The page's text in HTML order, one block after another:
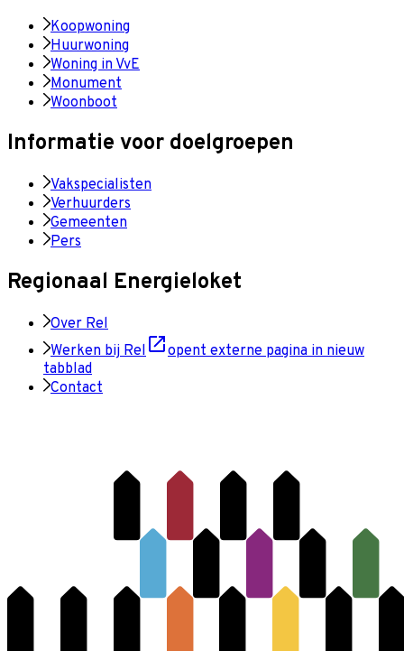
Koopwoning
Huurwoning
Woning in VvE
Monument
Woonboot
Informatie voor doelgroepen
Vakspecialisten
Verhuurders
Gemeenten
Pers
Regionaal Energieloket
Over Rel
Werken bij Rel
opent externe pagina in nieuw
tabblad
Contact